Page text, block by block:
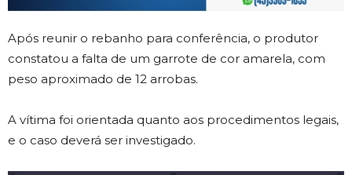
Após reunir o rebanho para conferência, o produtor
constatou a falta de um garrote de cor amarela, com
peso aproximado de 12 arrobas.
A vítima foi orientada quanto aos procedimentos legais,
e o caso deverá ser investigado.